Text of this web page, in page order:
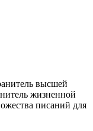
высшей
жизненной
писаний для